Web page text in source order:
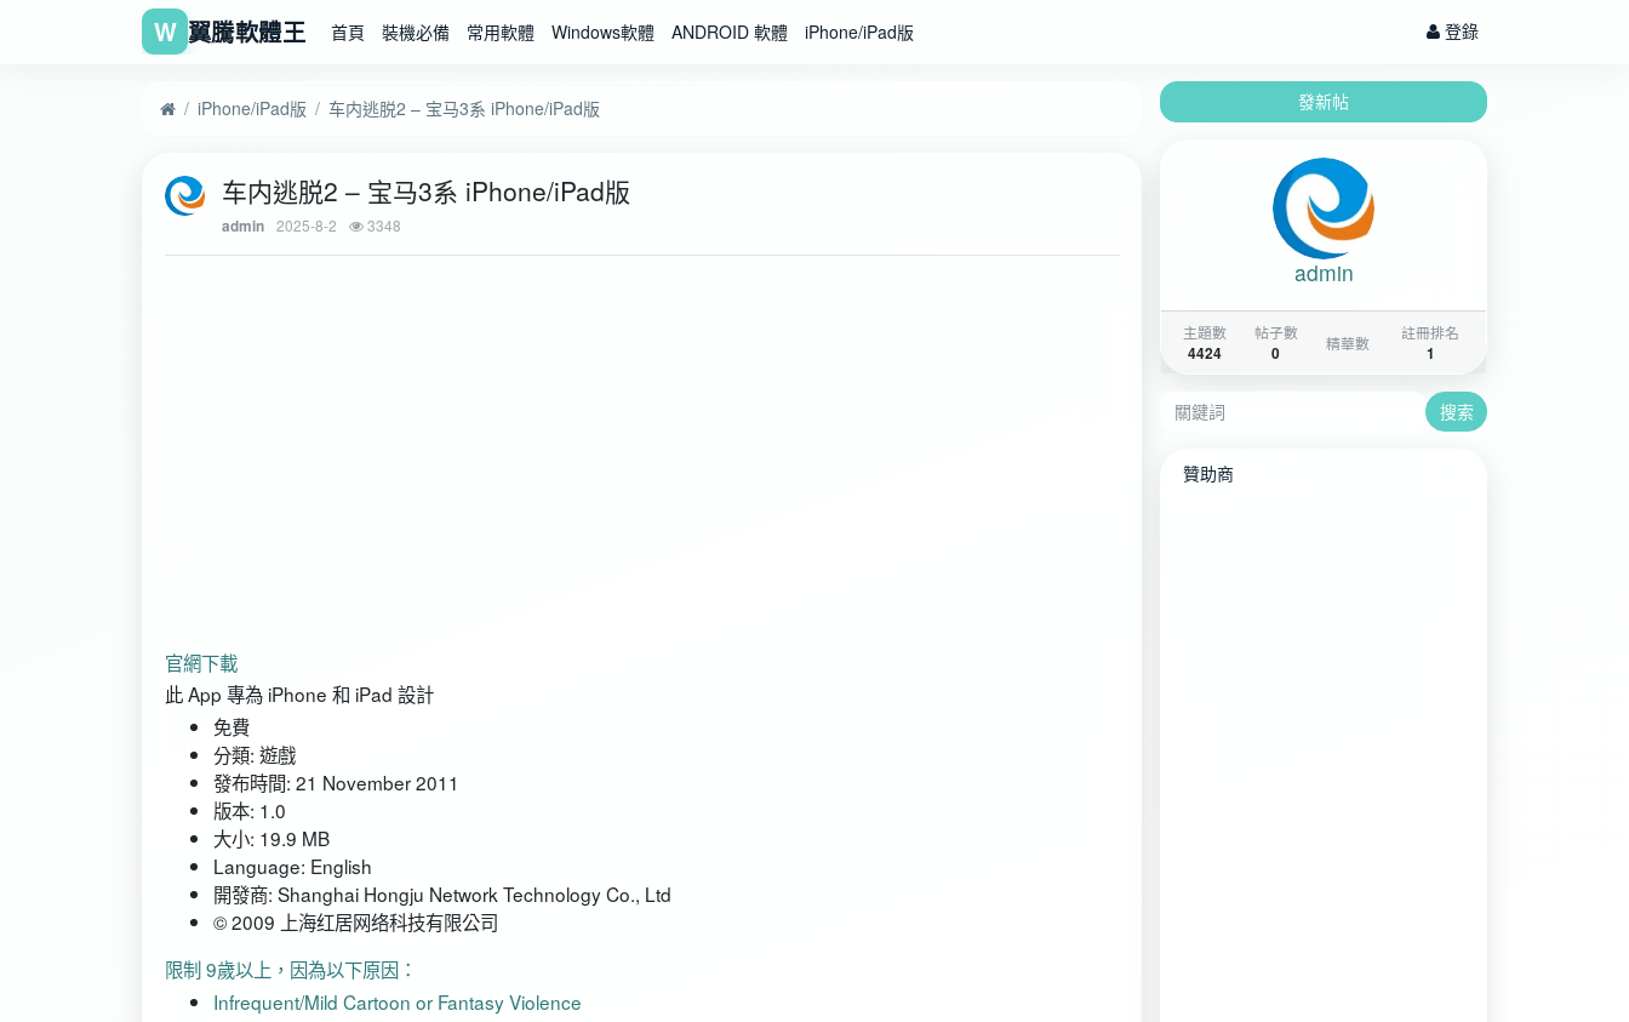
W 翼騰軟體王 首頁 裝機必備 常用軟體 Windows軟體 ANDROID 軟體 iPhone/iPad版 登錄
iPhone/iPad版 车内逃脱2 – 宝马3系 iPhone/iPad版
车内逃脱2 – 宝马3系 iPhone/iPad版
admin 2025-8-2 3348
官網下載
此 App 專為 iPhone 和 iPad 設計
免費
分類: 遊戲
發布時間: 21 November 2011
版本: 1.0
大小: 19.9 MB
Language: English
開發商: Shanghai Hongju Network Technology Co., Ltd
© 2009 上海红居网络科技有限公司
限制 9歲以上，因為以下原因：
Infrequent/Mild Cartoon or Fantasy Violence
發新帖
admin
主題數
4424
帖子數
0
精華數
註冊排名
1
搜索
贊助商